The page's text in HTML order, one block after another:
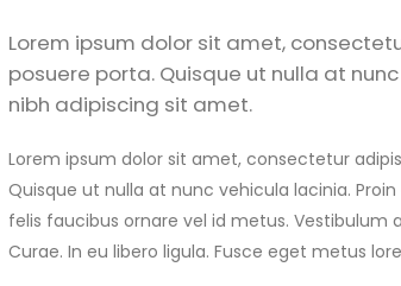
Lorem ipsum dolor sit amet,
posuere porta. Quisque ut nulla at
nibh adipiscing sit amet.
Lorem ipsum dolor sit amet, consectetur
Quisque ut nulla at nunc vehicula lacinia.
felis faucibus ornare vel id metus.
Curae. In eu libero ligula. Fusce eget metus